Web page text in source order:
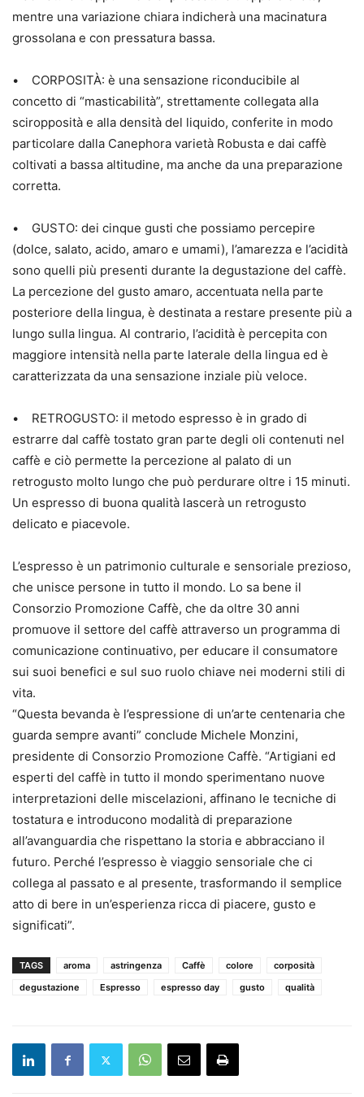
mentre una variazione chiara indicherà una macinatura
grossolana e con pressatura bassa.
• CORPOSITÀ: è una sensazione riconducibile al
concetto di “masticabilità”, strettamente collegata alla
sciropposità e alla densità del liquido, conferite in modo
particolare dalla Canephora varietà Robusta e dai caffè
coltivati a bassa altitudine, ma anche da una preparazione
corretta.
• GUSTO: dei cinque gusti che possiamo percepire
(dolce, salato, acido, amaro e umami), l’amarezza e l’acidità
sono quelli più presenti durante la degustazione del caffè.
La percezione del gusto amaro, accentuata nella parte
posteriore della lingua, è destinata a restare presente più a
lungo sulla lingua. Al contrario, l’acidità è percepita con
maggiore intensità nella parte laterale della lingua ed è
caratterizzata da una sensazione inziale più veloce.
• RETROGUSTO: il metodo espresso è in grado di
estrarre dal caffè tostato gran parte degli oli contenuti nel
caffè e ciò permette la percezione al palato di un
retrogusto molto lungo che può perdurare oltre i 15 minuti.
Un espresso di buona qualità lascerà un retrogusto
delicato e piacevole.
L’espresso è un patrimonio culturale e sensoriale prezioso,
che unisce persone in tutto il mondo. Lo sa bene il
Consorzio Promozione Caffè, che da oltre 30 anni
promuove il settore del caffè attraverso un programma di
comunicazione continuativo, per educare il consumatore
sui suoi benefici e sul suo ruolo chiave nei moderni stili di
vita.
“Questa bevanda è l’espressione di un’arte centenaria che
guarda sempre avanti” conclude Michele Monzini,
presidente di Consorzio Promozione Caffè. “Artigiani ed
esperti del caffè in tutto il mondo sperimentano nuove
interpretazioni delle miscelazioni, affinano le tecniche di
tostatura e introducono modalità di preparazione
all’avanguardia che rispettano la storia e abbracciano il
futuro. Perché l’espresso è viaggio sensoriale che ci
collega al passato e al presente, trasformando il semplice
atto di bere in un’esperienza ricca di piacere, gusto e
significati”.
TAGS aroma astringenza Caffè colore
corposità
degustazione
Espresso espresso day gusto qualità